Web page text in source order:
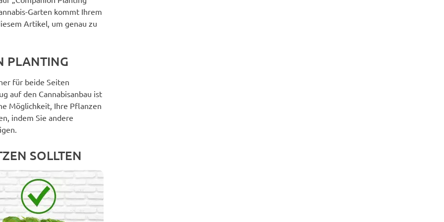
Garten kommt Ihrem
Artikel, um genau zu
PLANTING
für beide Seiten
auf den Cannabisanbau ist
Möglichkeit, Ihre Pflanzen
indem Sie andere
SOLLTEN